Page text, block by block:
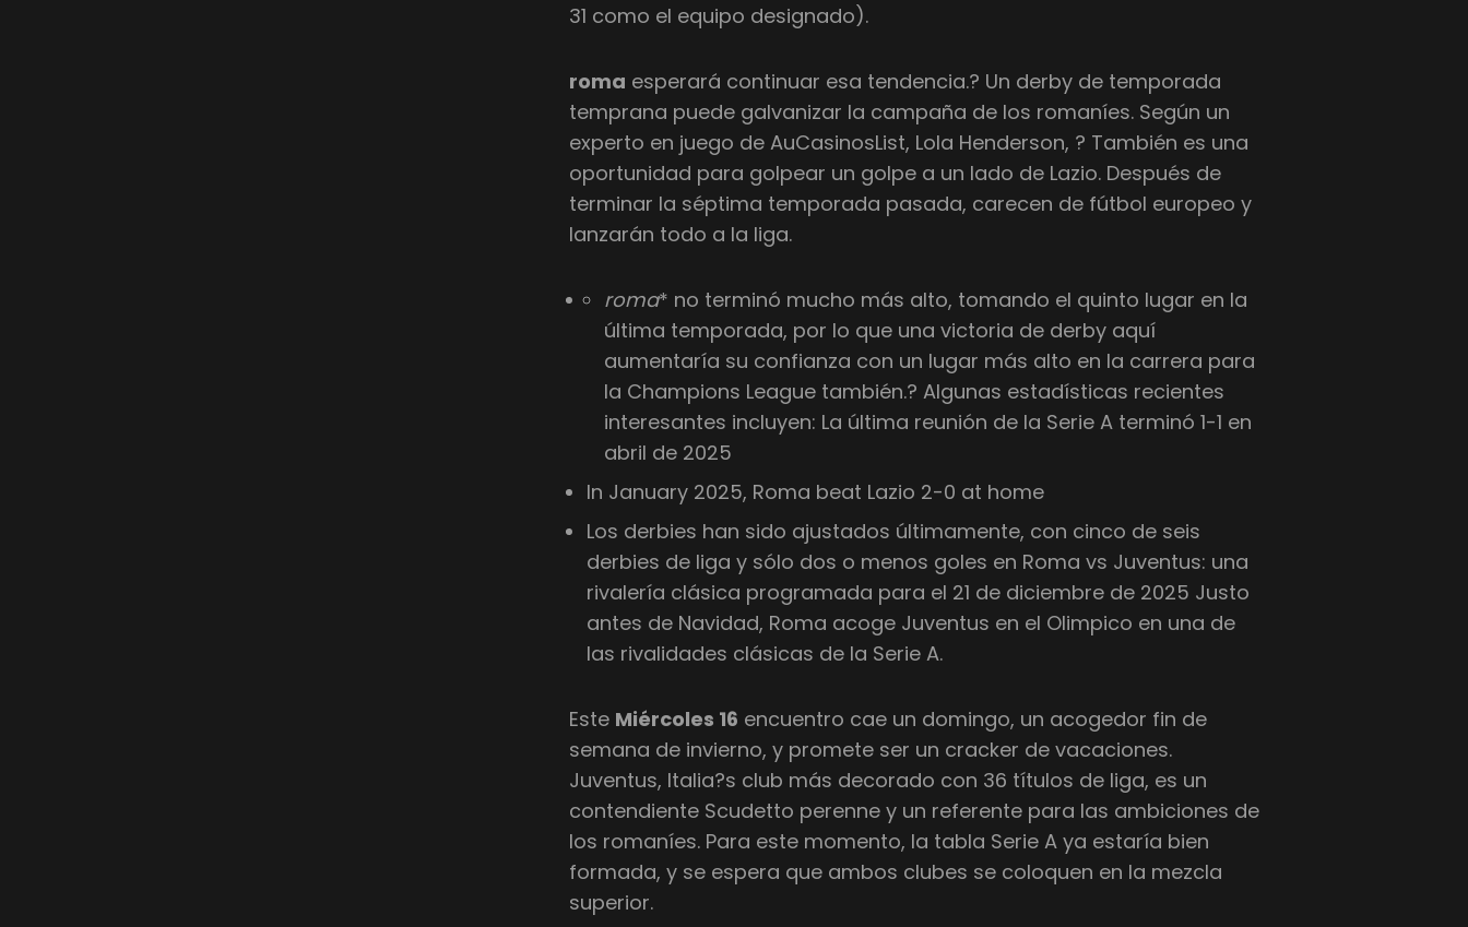
31 como el equipo designado).
roma esperará continuar esa tendencia.? Un derby de temporada
temprana puede galvanizar la campaña de los romaníes. Según un
experto en juego de AuCasinosList, Lola Henderson, ? También es una
oportunidad para golpear un golpe a un lado de Lazio. Después de
terminar la séptima temporada pasada, carecen de fútbol europeo y
lanzarán todo a la liga.
roma* no terminó mucho más alto, tomando el quinto lugar en la
última temporada, por lo que una victoria de derby aquí
aumentaría su confianza con un lugar más alto en la carrera para
la Champions League también.? Algunas estadísticas recientes
interesantes incluyen: La última reunión de la Serie A terminó 1-1 en
abril de 2025
In January 2025, Roma beat Lazio 2-0 at home
Los derbies han sido ajustados últimamente, con cinco de seis
derbies de liga y sólo dos o menos goles en Roma vs Juventus: una
rivalería clásica programada para el 21 de diciembre de 2025 Justo
antes de Navidad, Roma acoge Juventus en el Olimpico en una de
las rivalidades clásicas de la Serie A.
Este Miércoles 16 encuentro cae un domingo, un acogedor fin de
semana de invierno, y promete ser un cracker de vacaciones.
Juventus, Italia?s club más decorado con 36 títulos de liga, es un
contendiente Scudetto perenne y un referente para las ambiciones de
los romaníes. Para este momento, la tabla Serie A ya estaría bien
formada, y se espera que ambos clubes se coloquen en la mezcla
superior.